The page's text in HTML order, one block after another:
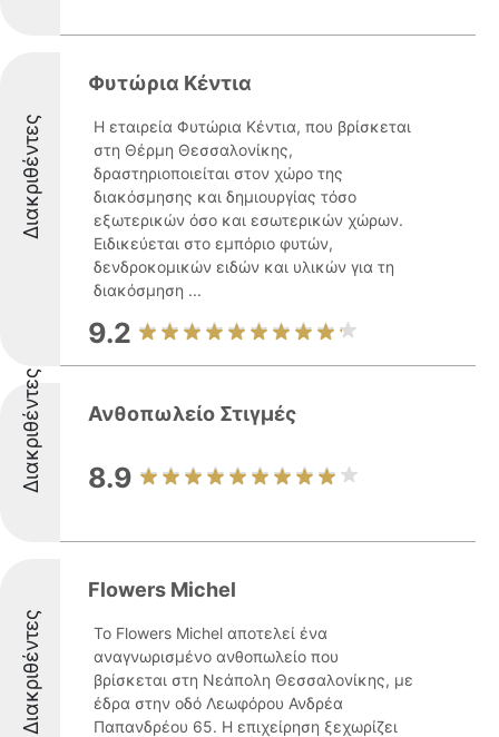
Διακριθέντες
Φυτώρια Κέντια
Η εταιρεία Φυτώρια Κέντια, που βρίσκεται
στη Θέρμη Θεσσαλονίκης,
δραστηριοποιείται στον χώρο της
διακόσμησης και δημιουργίας τόσο
εξωτερικών όσο και εσωτερικών χώρων.
Ειδικεύεται στο εμπόριο φυτών,
δενδροκομικών ειδών και υλικών για τη
διακόσμηση ...
9.2
Διακριθέντες Ανθοπωλείο Στιγμές
8.9
Διακριθέντες
Flowers Michel
Το Flowers Michel αποτελεί ένα
αναγνωρισμένο ανθοπωλείο που
βρίσκεται στη Νεάπολη Θεσσαλονίκης, με
έδρα στην οδό Λεωφόρου Ανδρέα
Παπανδρέου 65. Η επιχείρηση ξεχωρίζει